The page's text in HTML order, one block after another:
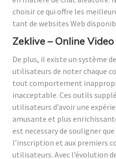
choisir ce qui offre les
tant de websites Web
Zeklive – Online
De plus, il existe un système
utilisateurs de noter chaque
tout comportement
inacceptable. Ces outils
utilisateurs d’avoir une
amusante et plus
est necessary de souligner
l’inscription et aux premiers
utilisateurs. Avec l’évolution